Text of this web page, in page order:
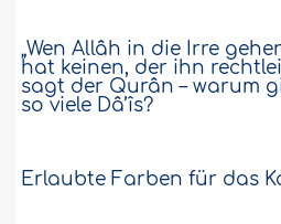
„Wen Allâh in die Irre
hat keinen, der ihn
sagt der Qurân – warum
so viele Dâ’îs?
Erlaubte Farben für das